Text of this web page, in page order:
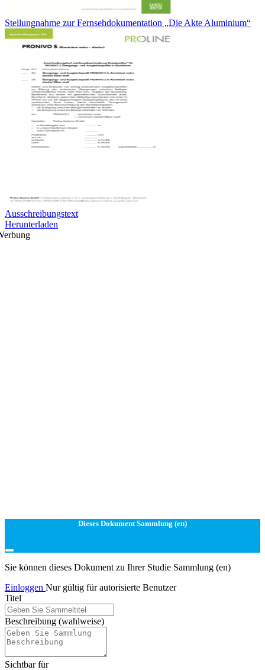
Stellungnahme zur Fernsehdokumentation „Die Akte Aluminium“
Ausschreibungstext
Herunterladen
Dieses Dokument Sammlung (en)
Sie können dieses Dokument zu Ihrer Studie Sammlung (en)
Einloggen Nur gültig für autorisierte Benutzer
Titel
Beschreibung (wahlweise)
Sichtbar für